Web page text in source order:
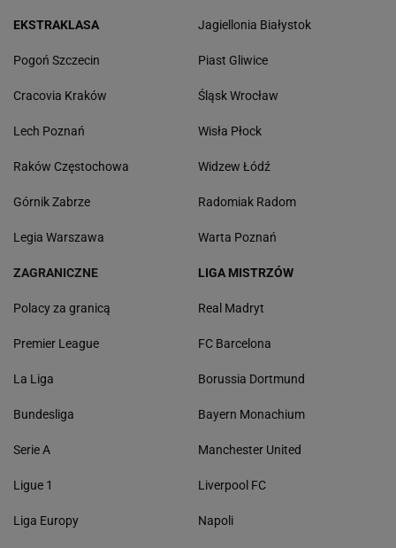
EKSTRAKLASA
Pogoń Szczecin
Cracovia Kraków
Lech Poznań
Raków Częstochowa
Górnik Zabrze
Legia Warszawa
Jagiellonia Białystok
Piast Gliwice
Śląsk Wrocław
Wisła Płock
Widzew Łódź
Radomiak Radom
Warta Poznań
ZAGRANICZNE
Polacy za granicą
Premier League
La Liga
Bundesliga
Serie A
Ligue 1
Liga Europy
LIGA MISTRZÓW
Real Madryt
FC Barcelona
Borussia Dortmund
Bayern Monachium
Manchester United
Liverpool FC
Napoli